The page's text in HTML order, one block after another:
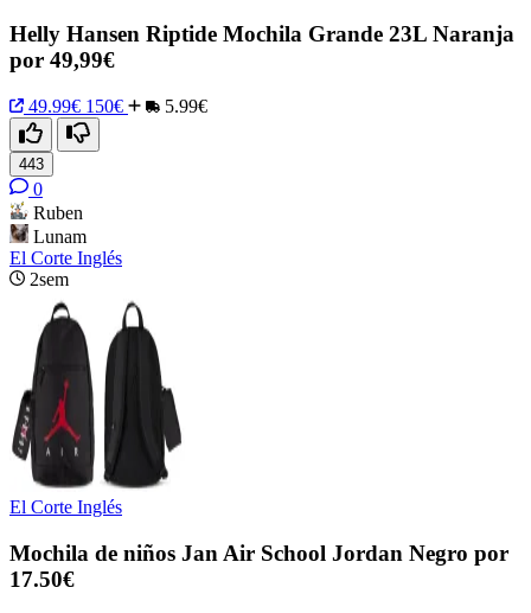
Helly Hansen Riptide Mochila Grande 23L Naranja
por 49,99€
49.99€ 150€ 5.99€
443
0
Ruben
Lunam
El Corte Inglés
2sem
El Corte Inglés
Mochila de niños Jan Air School Jordan Negro por
17.50€